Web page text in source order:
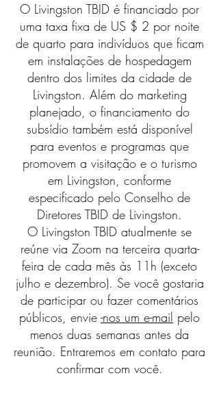
O Livingston TBID é financiado por
uma taxa fixa de US $ 2 por noite
de quarto para indivíduos que ficam
em instalações de hospedagem
dentro dos limites da cidade de
Livingston. Além do marketing
planejado, o financiamento do
subsídio também está disponível
para eventos e programas que
promovem a visitação e o turismo
em Livingston, conforme
especificado pelo Conselho de
Diretores TBID de Livingston.
O Livingston TBID atualmente se
reúne via Zoom na terceira quarta-
feira de cada mês às 11h (exceto
julho e dezembro). Se você gostaria
de participar ou fazer comentários
públicos, envie -nos um e-mail pelo
menos duas semanas antes da
reunião. Entraremos em contato para
confirmar com você.